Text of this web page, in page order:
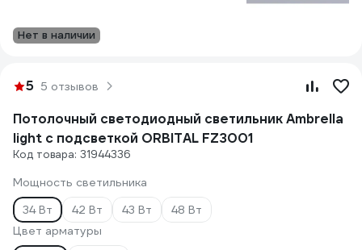
Нет в наличии
5 5 отзывов
Потолочный светодиодный светильник Ambrella
light с подсветкой ORBITAL FZ3001
Код товара: 31944336
Мощность светильника
34 Вт
42 Вт 43 Вт
48 Вт
Цвет арматуры